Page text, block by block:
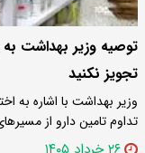
توصیه وزیر بهداشت
تجویز نکنید
وزیر بهداشت با اشاره به
تداوم تامین دارو از